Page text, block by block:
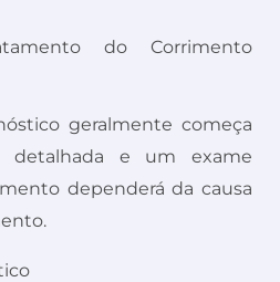
do Corrimento
geralmente começa
detalhada e um exame
dependerá da causa